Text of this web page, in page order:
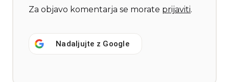
Za objavo komentarja se morate prijaviti.
Nadaljujte z Google